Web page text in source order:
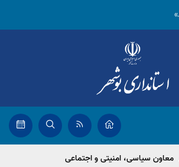
معاون سیاسی، امنیتی و اجتماعی